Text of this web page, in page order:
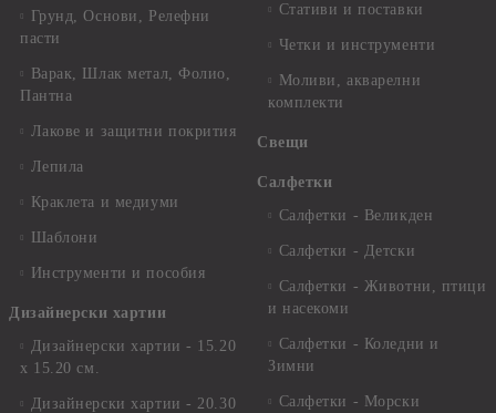
Грунд, Основи, Релефни
пасти
Варак, Шлак метал, Фолио,
Пантна
Лакове и защитни покрития
Лепила
Краклета и медиуми
Шаблони
Инструменти и пособия
Дизайнерски хартии
Дизайнерски хартии - 15.20
х 15.20 см.
Дизайнерски хартии - 20.30
Стативи и поставки
Четки и инструменти
Моливи, акварелни
комплекти
Свещи
Салфетки
Салфетки - Великден
Салфетки - Детски
Салфетки - Животни, птици
и насекоми
Салфетки - Коледни и
Зимни
Салфетки - Морски